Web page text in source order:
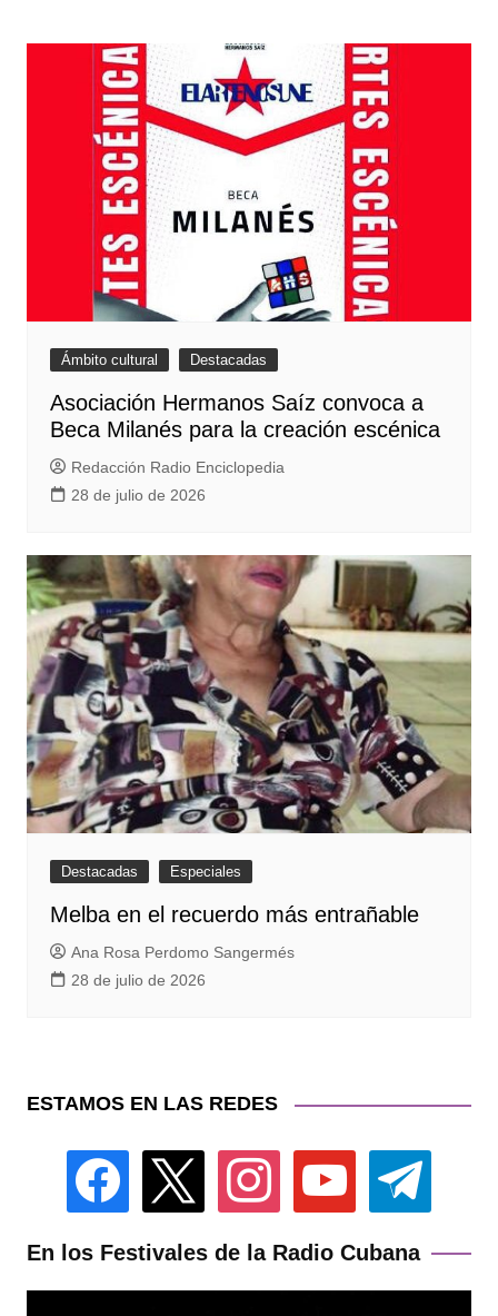
Ámbito cultural Destacadas
Asociación Hermanos Saíz convoca a
Beca Milanés para la creación escénica
Redacción Radio Enciclopedia
28 de julio de 2026
Destacadas Especiales
Melba en el recuerdo más entrañable
Ana Rosa Perdomo Sangermés
28 de julio de 2026
ESTAMOS EN LAS REDES
facebook instagram youtube telegram
En los Festivales de la Radio Cubana